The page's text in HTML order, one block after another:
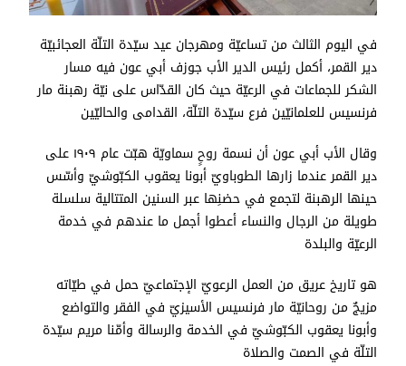
في اليوم الثالث من تساعيّة ومهرجان عيد سيّدة التلّة العجائبيّة
دير القمر، أكمل رئيس الدير الأب جوزف أبي عون فيه مسار
الشكر للجماعات في الرعيّة حيث كان القدّاس على نيّة رهبنة مار
فرنسيس للعلمانيّين فرع سيّدة التلّة، القدامى والحاليّين
وقال الأب أبي عون أن نسمة روحٍ سماويّة هبّت عام ١٩٠٩ على
دير القمر عندما زارها الطوباويّ أبونا يعقوب الكبّوشيّ وأسّس
حينها الرهبنة لتجمع في حضنِها عبر السنين المتتالية سلسلة
طويلة من الرجال والنساء أعطوا أجمل ما عندهم في خدمة
الرعيّة والبلدة
هو تاريخ عريق من العمل الرعويّ الإجتماعيّ حمل في طيّاته
مزيجٌ من روحانيّة مار فرنسيس الأسيزيّ في الفقر والتواضع
وأبونا يعقوب الكبّوشيّ في الخدمة والرسالة وأمّنا مريم سيّدة
التلّة في الصمت والصلاة